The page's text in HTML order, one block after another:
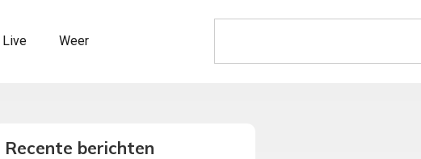
Live Weer
Recente berichten